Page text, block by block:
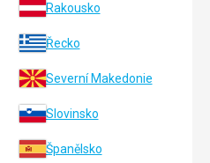
Rakousko
Řecko
Severní Makedonie
Slovinsko
Španělsko